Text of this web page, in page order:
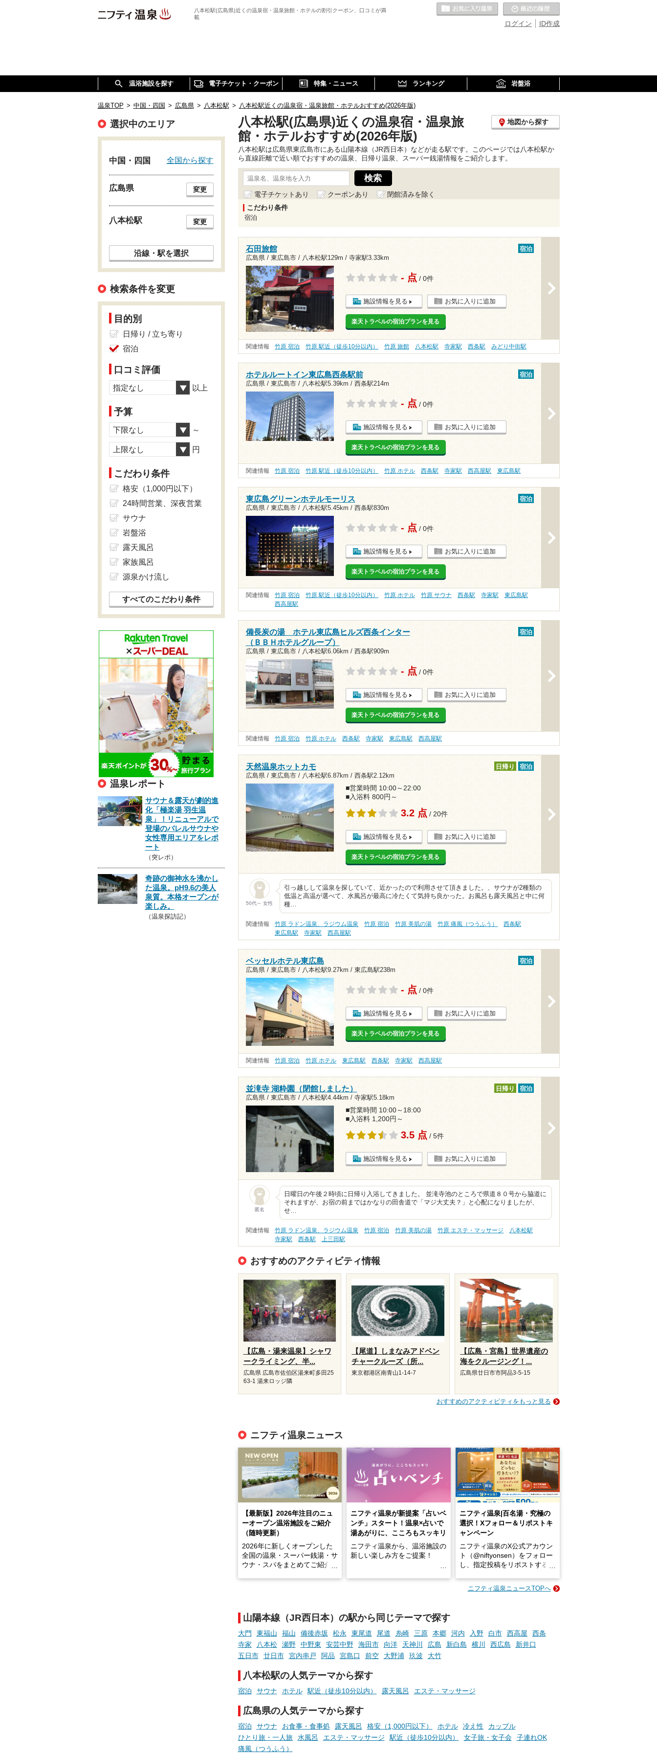
八本松駅(広島県)近くの温泉宿・温泉旅館・ホテルの割引クーポン、口コミが満
載
ID作成
ログイン
お気に入りの温泉
温浴施設を探す 電子チケット・クーポン 特集・ニュース ランキング 岩盤浴
温泉TOP > 中国・四国 > 広島県 > 八本松駅 > 八本松駅近くの温泉宿・温泉旅館・ホテルおすすめ(2026年版)
八本松駅(広島県)近くの温泉宿・温泉旅
館・ホテルおすすめ(2026年版)
地図から探す
八本松駅は広島県東広島市にある山陽本線（JR西日本）などが走る駅です。このページでは八本松駅か
ら直線距離で近い順でおすすめの温泉、日帰り温泉、スーパー銭湯情報をご紹介します。
電子チケットあり クーポンあり
閉館済みを除く
こだわり条件
宿泊
石田旅館
広島県 / 東広島市 / 八本松駅129m / 寺家駅3.33km
宿泊
- 点 / 0件
施設情報を見る お気に入りに追加
楽天トラベルの宿泊プランを見る
関連情報 竹原 宿泊 竹原 駅近（徒歩10分以内） 竹原 旅館 八本松駅 寺家駅 西条駅 みどり中街駅
ホテルルートイン東広島西条駅前
広島県 / 東広島市 / 八本松駅5.39km / 西条駅214m
宿泊
- 点 / 0件
施設情報を見る お気に入りに追加
楽天トラベルの宿泊プランを見る
関連情報 竹原 宿泊 竹原 駅近（徒歩10分以内） 竹原 ホテル 西条駅 寺家駅 西高屋駅 東広島駅
東広島グリーンホテルモーリス
広島県 / 東広島市 / 八本松駅5.45km / 西条駅830m
宿泊
- 点 / 0件
施設情報を見る お気に入りに追加
楽天トラベルの宿泊プランを見る
関連情報 竹原 宿泊 竹原 駅近（徒歩10分以内） 竹原 ホテル 竹原 サウナ 西条駅 寺家駅
東広島駅
西高屋駅
備長炭の湯 ホテル東広島ヒルズ西条インター
（ＢＢＨホテルグループ）
広島県 / 東広島市 / 八本松駅6.06km / 西条駅909m
宿泊
- 点 / 0件
施設情報を見る お気に入りに追加
楽天トラベルの宿泊プランを見る
関連情報 竹原 宿泊 竹原 ホテル 西条駅 寺家駅 東広島駅 西高屋駅
天然温泉ホットカモ
広島県 / 東広島市 / 八本松駅6.87km / 西条駅2.12km
日帰り 宿泊
■営業時間 10:00～22:00
■入浴料 800円～
3.2 点 / 20件
施設情報を見る お気に入りに追加
楽天トラベルの宿泊プランを見る
50代～ 女性
引っ越しして温泉を探していて、近かったので利用させて頂きました。、サウナが2種類の
低温と高温が選べて、水風呂が最高に冷たくて気持ち良かった。お風呂も露天風呂と中に何
種…
関連情報 竹原 ラドン温泉、ラジウム温泉 竹原 宿泊 竹原 美肌の湯 竹原 痛風（つうふう）
西条駅
東広島駅
寺家駅 西高屋駅
ベッセルホテル東広島
広島県 / 東広島市 / 八本松駅9.27km / 東広島駅238m
宿泊
- 点 / 0件
施設情報を見る お気に入りに追加
楽天トラベルの宿泊プランを見る
関連情報 竹原 宿泊 竹原 ホテル 東広島駅 西条駅 寺家駅 西高屋駅
並滝寺 湖粋園（閉館しました）
広島県 / 東広島市 / 八本松駅4.44km / 寺家駅5.18km
日帰り 宿泊
■営業時間 10:00～18:00
■入浴料 1,200円～
3.5 点 / 5件
施設情報を見る お気に入りに追加
匿名
日曜日の午後２時頃に日帰り入浴してきました。 並滝寺池のところで県道８０号から脇道に
それますが、お宿の前まではかなりの田舎道で「マジ大丈夫？」と心配になりましたが、
せ…
関連情報 竹原 ラドン温泉、ラジウム温泉 竹原 宿泊 竹原 美肌の湯 竹原 エステ・マッサージ
八本松駅
寺家駅
西条駅 上三田駅
おすすめのアクティビティ情報
【広島・湯来温泉】シャワ
ークライミング、半...
広島県 広島市佐伯区湯来町多田25
63-1 湯来ロッジ隣
【尾道】しまなみアドベン
チャークルーズ（所...
東京都港区南青山1-14-7
【広島・宮島】世界遺産の
海をクルージング！...
広島県廿日市市阿品3-5-15
おすすめのアクティビティをもっと見る
ニフティ温泉ニュース
【最新版】2026年注目のニュ
ーオープン温浴施設をご紹介
（随時更新）
2026年に新しくオープンした
全国の温泉・スーパー銭湯・サ
ウナ・スパをまとめてご紹介！
まったスポットが続々登場して
います。
現地取材記事もあわせて紹介し
ていますので、気になる施設は
ぜひチェックして次のおでかけ
先の参考にしてみてください
ニフティ温泉が新提案「占いベ
ンチ」スタート！温泉×占いで
湯あがりに、こころもスッキリ
ニフティ温泉から、温浴施設の
新しい楽しみ方をご提案！
手相やタロットなど気軽に楽し
める占いで、“ととのう”おふろ
時間を、もっと特別に。
ニフティ温泉|百名湯・究極の
選択！Xフォロー＆リポストキ
ャンペーン
ニフティ温泉のX公式アカウン
ト（@niftyonsen）をフォロー
し、指定投稿をリポストする
GIFT500円分をプレゼントい
ニフティ温泉ニュースTOPへ
山陽本線（JR西日本）の駅から同じテーマで探す
大門 東福山 福山 備後赤坂 松永 東尾道 尾道 糸崎 三原 本郷 河内 入野 白市 西高屋
西条
寺家
八本松 瀬野 中野東 安芸中野 海田市 向洋 天神川 広島 新白島 横川 西広島
新井口
五日市
廿日市 宮内串戸 阿品 宮島口 前空 大野浦 玖波 大竹
八本松駅の人気テーマから探す
宿泊 サウナ ホテル 駅近（徒歩10分以内） 露天風呂 エステ・マッサージ
広島県の人気テーマから探す
宿泊 サウナ お食事・食事処 露天風呂 格安（1,000円以下） ホテル 冷え性
カップル
ひとり旅・一人旅
水風呂 エステ・マッサージ 駅近（徒歩10分以内） 女子旅・女子会
子連れOK
痛風（つうふう）
選択中のエリア
中国・四国 全国から探す
広島県 変更
八本松駅 変更
沿線・駅を選択
検索条件を変更
目的別
日帰り / 立ち寄り
宿泊
口コミ評価
指定なし 以上
予算
下限なし ～
上限なし 円
こだわり条件
格安（1,000円以下）
24時間営業、深夜営業
サウナ
岩盤浴
露天風呂
家族風呂
源泉かけ流し
すべてのこだわり条件
温泉レポート
サウナ＆露天が劇的進
化「極楽湯 羽生温
泉」！リニューアルで
登場のバレルサウナや
女性専用エリアをレポ
ート
（突レポ）
奇跡の御神水を沸かし
た温泉。pH9.6の美人
泉質。本格オープンが
楽しみ。
（温泉探訪記）